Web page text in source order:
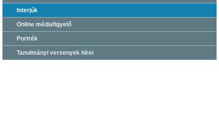
Interjúk
Online médiafigyelő
Portrék
Tanulmányi versenyek hírei